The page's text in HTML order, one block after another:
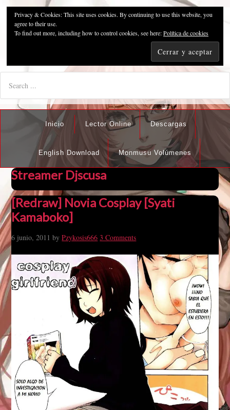
Pzykosis666HFansub
"I'm the best there is at what I do, but what I do best isn't very
Inicio Lector Online Descargas
English Download Monmusu Volúmenes
Streamer Djscusa
[Redraw] Novia Cosplay [Syati
Kamaboko]
6 junio, 2011 byPzykosis666 3 Comments
Privacy & Cookies: This site uses cookies. By continuing to use this website, you
agree to their use.
To find out more, including how to control cookies, see here:Política de cookies